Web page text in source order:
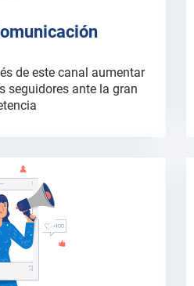
de este canal aumentar
seguidores ante la gran